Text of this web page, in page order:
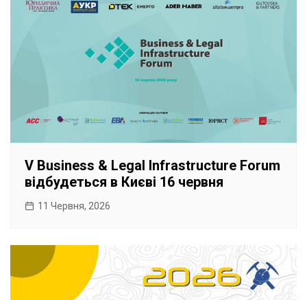
V Business & Legal Infrastructure Forum
відбудеться в Києві 16 червня
11 Червня, 2026